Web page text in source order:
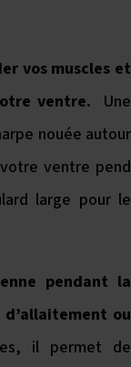
vos muscles et
ventre. Une
nouée autour
ventre pend
large pour le
pendant la
ou
il permet de